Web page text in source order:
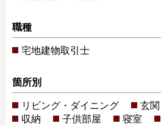
職種
宅地建物取引士
箇所別
リビング・ダイニング
玄
収納
子供部屋 寝室